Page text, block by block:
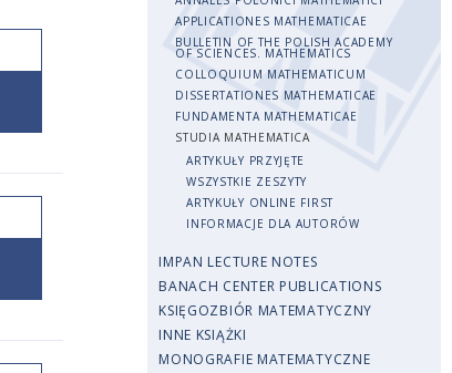
APPLICATIONES MATHEMATICAE
BULLETIN OF THE POLISH ACADEMY
OF SCIENCES. MATHEMATICS
COLLOQUIUM MATHEMATICUM
DISSERTATIONES MATHEMATICAE
FUNDAMENTA MATHEMATICAE
STUDIA MATHEMATICA
ARTYKUŁY PRZYJĘTE
WSZYSTKIE ZESZYTY
ARTYKUŁY ONLINE FIRST
INFORMACJE DLA AUTORÓW
IMPAN LECTURE NOTES
BANACH CENTER PUBLICATIONS
KSIĘGOZBIÓR MATEMATYCZNY
INNE KSIĄŻKI
MONOGRAFIE MATEMATYCZNE